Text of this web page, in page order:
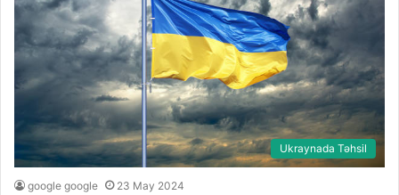
Ukraynada Təhsil
google google 23 May 2024